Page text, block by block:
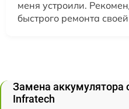
меня устроили.
быстрого ремонта
Замена аккумулятора
Infratech